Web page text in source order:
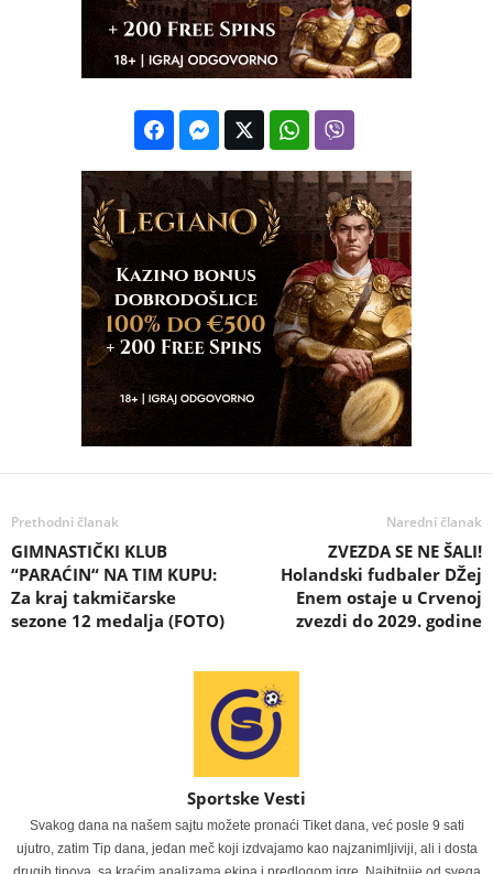
Prethodni članak
GIMNASTIČKI KLUB
“PARAĆIN“ NA TIM KUPU:
Za kraj takmičarske
sezone 12 medalja (FOTO)
Naredni članak
ZVEZDA SE NE ŠALI!
Holandski fudbaler DŽej
Enem ostaje u Crvenoj
zvezdi do 2029. godine
Sportske Vesti
Svakog dana na našem sajtu možete pronaći Tiket dana, već posle 9 sati
ujutro, zatim Tip dana, jedan meč koji izdvajamo kao najzanimljiviji, ali i dosta